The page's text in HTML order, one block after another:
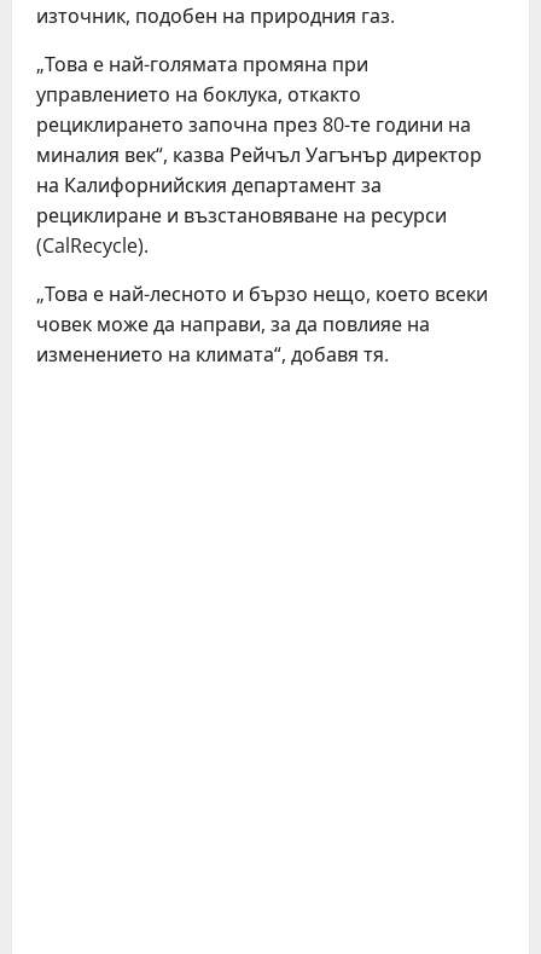
източник, подобен на природния газ.
„Това е най-голямата промяна при
управлението на боклука, откакто
рециклирането започна през 80-те години на
миналия век“, казва Рейчъл Уагънър директор
на Калифорнийския департамент за
рециклиране и възстановяване на ресурси
(CalRecycle).
„Това е най-лесното и бързо нещо, което всеки
човек може да направи, за да повлияе на
изменението на климата“, добавя тя.